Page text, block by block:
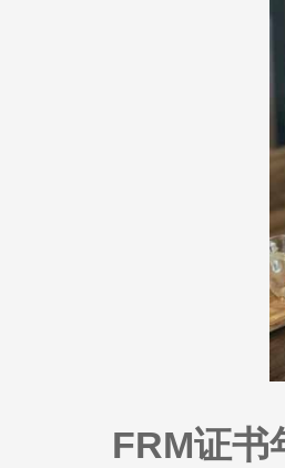
FRM证书